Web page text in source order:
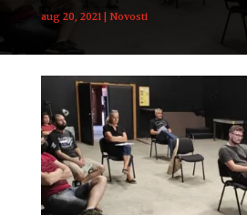
aug 20, 2021| Novosti